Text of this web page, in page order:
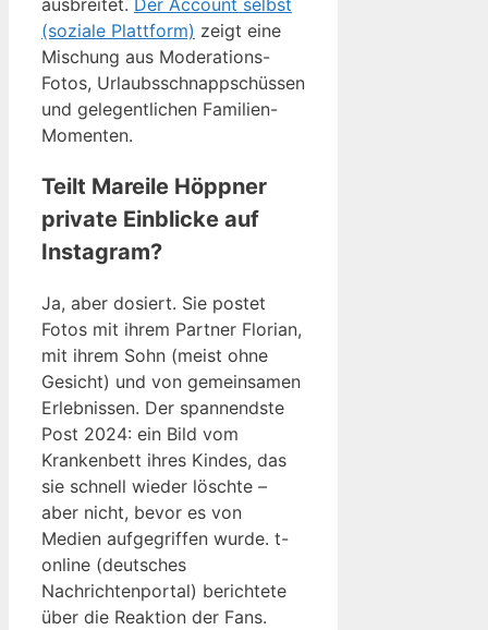
ausbreitet. Der Account selbst
(soziale Plattform) zeigt eine
Mischung aus Moderations-
Fotos, Urlaubsschnappschüssen
und gelegentlichen Familien-
Momenten.
Teilt Mareile Höppner
private Einblicke auf
Instagram?
Ja, aber dosiert. Sie postet
Fotos mit ihrem Partner Florian,
mit ihrem Sohn (meist ohne
Gesicht) und von gemeinsamen
Erlebnissen. Der spannendste
Post 2024: ein Bild vom
Krankenbett ihres Kindes, das
sie schnell wieder löschte –
aber nicht, bevor es von
Medien aufgegriffen wurde. t-
online (deutsches
Nachrichtenportal) berichtete
über die Reaktion der Fans.